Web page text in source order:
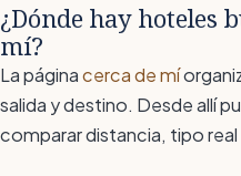
¿Dónde hay hoteles
mí?
La páginacerca de mí
salida y destino. Desde allí
comparar distancia, tipo real